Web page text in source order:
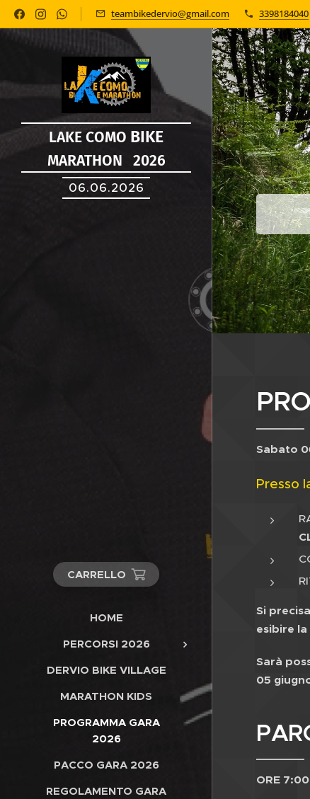
teambikedervio@gmail.com 3398184040
LAKE COMO BIKE
MARATHON 2026
06.06.2026
CARRELLO
HOME
PERCORSI 2026
DERVIO BIKE VILLAGE
MARATHON KIDS
PROGRAMMA GARA
2026
PACCO GARA 2026
REGOLAMENTO GARA
Sabato
Presso
Si
esibire
Sarà
05
ORE 7:00